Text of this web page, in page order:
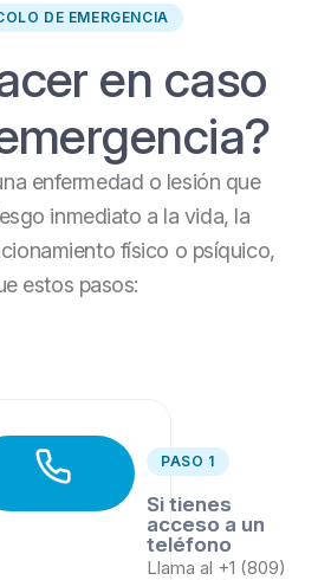
DE EMERGENCIA
en caso
enfermedad o lesión que
inmediato a la vida, la
físico o psíquico,
estos pasos:
PASO 1
Si tienes
acceso a un
teléfono
Llama al +1 (809)